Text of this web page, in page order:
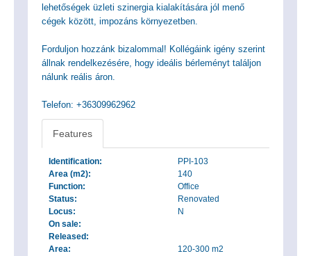
lehetőségek üzleti szinergia kialakítására jól menő
cégek között, impozáns környezetben.
Forduljon hozzánk bizalommal! Kollégáink igény szerint
állnak rendelkezésére, hogy ideális bérleményt találjon
nálunk reális áron.
Telefon: +36309962962
Features
Identification:
PPI-103
Area (m2):
140
Function:
Office
Status:
Renovated
Locus:
N
On sale:
Released:
Area:
120-300 m2